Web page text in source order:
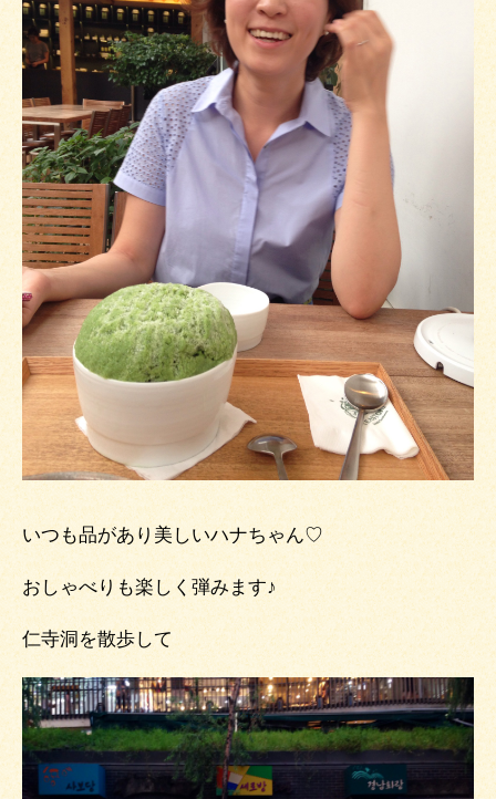
いつも品があり美しいハナちゃん♡
おしゃべりも楽しく弾みます♪
仁寺洞を散歩して